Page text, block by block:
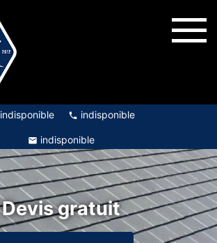
indisponible indisponible
indisponible
Devis gratuit